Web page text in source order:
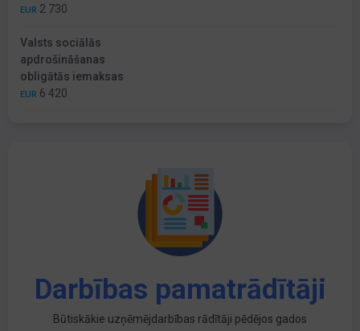
EUR 2 730
Valsts sociālās
apdrošināšanas
obligātās iemaksas
EUR 6 420
Darbības pamatrādītāji
Būtiskākie uzņēmējdarbības rādītāji pēdējos gados